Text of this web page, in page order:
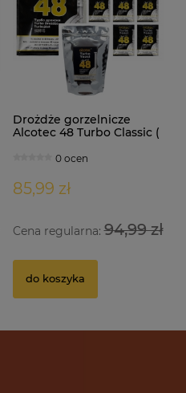
Drożdże gorzelnicze
Alcotec 48 Turbo Classic (
0 ocen
85,99 zł
Cena regularna:94,99 zł
do koszyka